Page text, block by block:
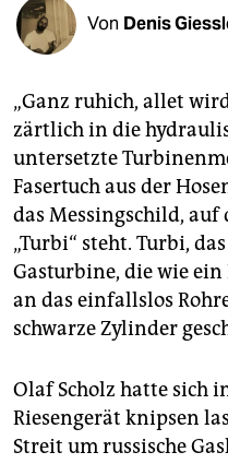
shop
fragen & hilfe
unterstützen
abo
genossenschaft
epaper login
Von Denis
„Ganz ruhich, allet
zärtlich in die
untersetzte
Fasertuch aus der
das Messingschild,
„Turbi“ steht. Turbi,
Gasturbine, die wie
an das einfallslos
schwarze Zylinder
Olaf Scholz hatte sich
Riesengerät knipsen
Streit um russische